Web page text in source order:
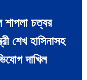
অশ্রু: শ্রীলঙ্কার ২৬…
শাপলা চত্বর
শেখ হাসিনাসহ
দাখিল